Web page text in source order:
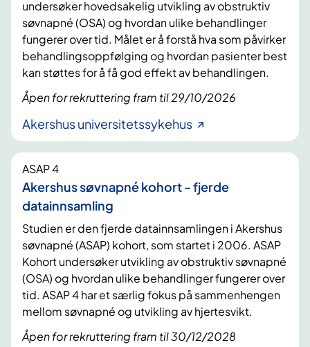
undersøker hovedsakelig utvikling av obstruktiv
søvnapné (OSA) og hvordan ulike behandlinger
fungerer over tid. Målet er å forstå hva som påvirker
behandlingsoppfølging og hvordan pasienter best
kan støttes for å få god effekt av behandlingen.
Åpen for rekruttering fram til 29/10/2026
Akershus universitetssykehus
ASAP 4
Akershus søvnapné kohort - fjerde
datainnsamling
Studien er den fjerde datainnsamlingen i Akershus
søvnapné (ASAP) kohort, som startet i 2006. ASAP
Kohort undersøker utvikling av obstruktiv søvnapné
(OSA) og hvordan ulike behandlinger fungerer over
tid. ASAP 4 har et særlig fokus på sammenhengen
mellom søvnapné og utvikling av hjertesvikt.
Åpen for rekruttering fram til 30/12/2028